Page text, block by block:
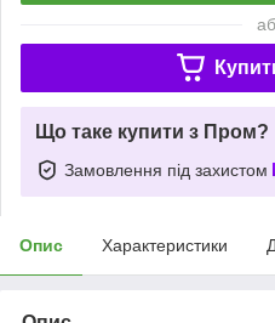
Що таке купити з Пром?
Замовлення під захистом
Опис Характеристики